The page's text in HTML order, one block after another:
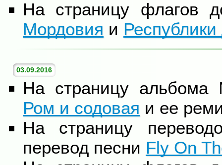
На страницу флагов
Мордовия и Республики
03.09.2016
На страницу
Ром и содовая и ее
На страницу
перевод песни Fly On